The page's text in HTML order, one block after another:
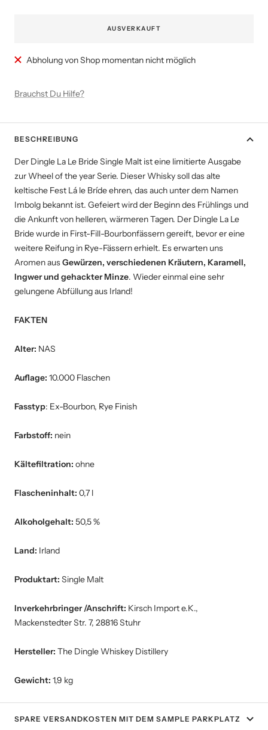
AUSVERKAUFT
Abholung von Shop momentan nicht möglich
Brauchst Du Hilfe?
BESCHREIBUNG
Der Dingle La Le Bride Single Malt ist eine limitierte Ausgabe
zur Wheel of the year Serie. Dieser Whisky soll das alte
keltische Fest Lá le Bríde ehren, das auch unter dem Namen
Imbolg bekannt ist. Gefeiert wird der Beginn des Frühlings und
die Ankunft von helleren, wärmeren Tagen. Der Dingle La Le
Bride wurde in First-Fill-Bourbonfässern gereift, bevor er eine
weitere Reifung in Rye-Fässern erhielt. Es erwarten uns
Aromen ausGewürzen, verschiedenen Kräutern, Karamell,
Ingwer und gehackter Minze. Wieder einmal eine sehr
gelungene Abfüllung aus Irland!
FAKTEN
Alter: NAS
Auflage: 10.000 Flaschen
Fasstyp: Ex-Bourbon, Rye Finish
Farbstoff: nein
Kältefiltration: ohne
Flascheninhalt: 0,7 l
Alkoholgehalt: 50,5 %
Land: Irland
Produktart: Single Malt
Inverkehrbringer /Anschrift: Kirsch Import e.K.,
Mackenstedter Str. 7, 28816 Stuhr
Hersteller: The Dingle Whiskey Distillery
Gewicht: 1,9 kg
SPARE VERSANDKOSTEN MIT DEM SAMPLE PARKPLATZ